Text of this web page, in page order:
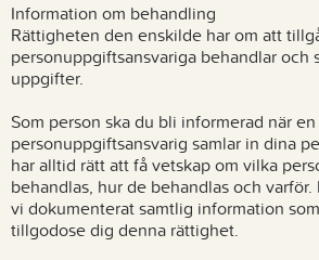
Information om behandling
Rättigheten den enskilde har om att
personuppgiftsansvariga behandlar och
uppgifter.
Som person ska du bli informerad när en
personuppgiftsansvarig samlar in dina
har alltid rätt att få vetskap om vilka
behandlas, hur de behandlas och
vi dokumenterat samtlig information
tillgodose dig denna rättighet.